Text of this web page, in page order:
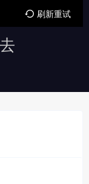
刷新重试